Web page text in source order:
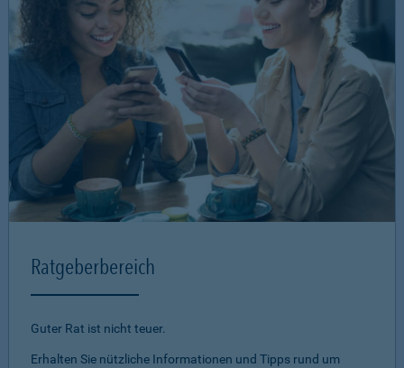
Ratgeberbereich
Guter Rat ist nicht teuer.
Erhalten Sie nützliche Informationen und Tipps rund um